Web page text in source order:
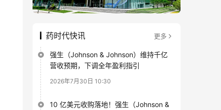
药时代快讯 更多
强生（Johnson & Johnson）维持千亿
营收预期，下调全年盈利指引
2026年7月30日 10:30
10 亿美元收购落地！强生（Johnson &